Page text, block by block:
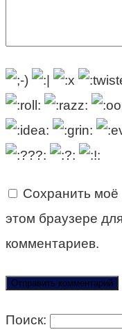
Сохранить моё
этом браузере
комментариев.
Поиск: